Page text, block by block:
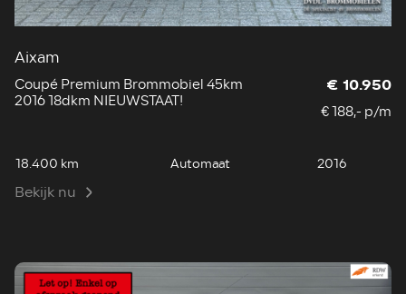
Aixam
Coupé Premium Brommobiel 45km
2016 18dkm NIEUWSTAAT!
€ 10.950
€ 188,- p/m
18.400 km Automaat 2016
Bekijk nu